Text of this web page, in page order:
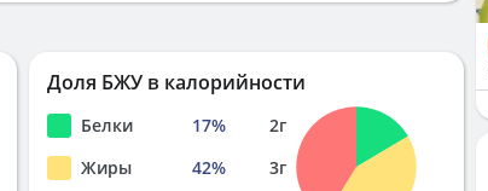
Доля БЖУ в калорийности
Белки 17% 2г
Жиры
42% 3г